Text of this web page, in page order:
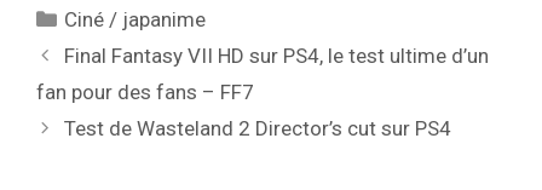
Catégories
Ciné / japanime
Final Fantasy VII HD sur PS4, le test ultime d’un
fan pour des fans – FF7
Test de Wasteland 2 Director’s cut sur PS4